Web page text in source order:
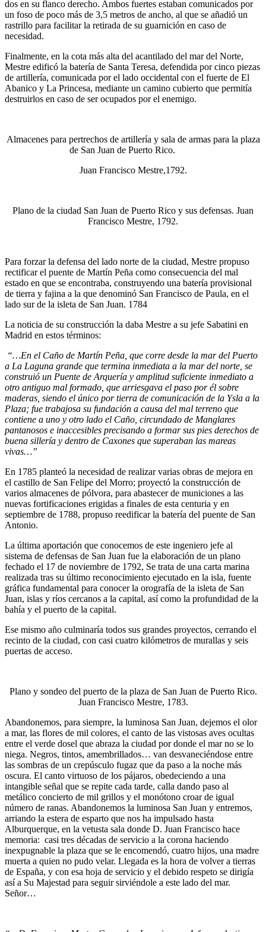
dos en su flanco derecho. Ambos fuertes estaban comunicados por
un foso de poco más de 3,5 metros de ancho, al que se añadió un
rastrillo para facilitar la retirada de su guarnición en caso de
necesidad.
Finalmente, en la cota más alta del acantilado del mar del Norte,
Mestre edificó la batería de Santa Teresa, defendida por cinco piezas
de artillería, comunicada por el lado occidental con el fuerte de El
Abanico y La Princesa, mediante un camino cubierto que permitía
destruirlos en caso de ser ocupados por el enemigo.
Almacenes para pertrechos de artillería y sala de armas para la plaza
de San Juan de Puerto Rico.
Juan Francisco Mestre,1792.
Plano de la ciudad San Juan de Puerto Rico y sus defensas. Juan
Francisco Mestre, 1792.
Para forzar la defensa del lado norte de la ciudad, Mestre propuso
rectificar el puente de Martín Peña como consecuencia del mal
estado en que se encontraba, construyendo una batería provisional
de tierra y fajina a la que denominó San Francisco de Paula, en el
lado sur de la isleta de San Juan. 1784
La noticia de su construcción la daba Mestre a su jefe Sabatini en
Madrid en estos términos:
“…En el Caño de Martín Peña, que corre desde la mar del Puerto
a La Laguna grande que termina inmediata a la mar del norte, se
construió un Puente de Arquería y amplitud suficiente inmediato a
otro antiguo mal formado, que arriesgava el paso por él sobre
maderas, siendo el único por tierra de comunicación de la Ysla a la
Plaza; fue trabajosa su fundación a causa del mal terreno que
contiene a uno y otro lado el Caño, circundado de Manglares
pantanosos e inaccesibles precisando a formar sus pies derechos de
buena sillería y dentro de Caxones que superaban las mareas
vivas…”
En 1785 planteó la necesidad de realizar varias obras de mejora en
el castillo de San Felipe del Morro; proyectó la construcción de
varios almacenes de pólvora, para abastecer de municiones a las
nuevas fortificaciones erigidas a finales de esta centuria y en
septiembre de 1788, propuso reedificar la batería del puente de San
Antonio.
La última aportación que conocemos de este ingeniero jefe al
sistema de defensas de San Juan fue la elaboración de un plano
fechado el 17 de noviembre de 1792, Se trata de una carta marina
realizada tras su último reconocimiento ejecutado en la isla, fuente
gráfica fundamental para conocer la orografía de la isleta de San
Juan, islas y ríos cercanos a la capital, así como la profundidad de la
bahía y el puerto de la capital.
Ese mismo año culminaría todos sus grandes proyectos, cerrando el
recinto de la ciudad, con casi cuatro kilómetros de murallas y seis
puertas de acceso.
Plano y sondeo del puerto de la plaza de San Juan de Puerto Rico.
Juan Francisco Mestre, 1783.
Abandonemos, para siempre, la luminosa San Juan, dejemos el olor
a mar, las flores de mil colores, el canto de las vistosas aves ocultas
entre el verde dosel que abraza la ciudad por donde el mar no se lo
niega. Negros, tintos, amembrillados… van desvaneciéndose entre
las sombras de un crepúsculo fugaz que da paso a la noche más
oscura. El canto virtuoso de los pájaros, obedeciendo a una
intangible señal que se repite cada tarde, calla dando paso al
metálico concierto de mil grillos y el monótono croar de igual
número de ranas. Abandonemos la luminosa San Juan y entremos,
arriando la estera de esparto que nos ha impulsado hasta
Alburquerque, en la vetusta sala donde D. Juan Francisco hace
memoria: casi tres décadas de servicio a la corona haciendo
inexpugnable la plaza que se le encomendó, cuatro hijos, una madre
muerta a quien no pudo velar. Llegada es la hora de volver a tierras
de España, y con esa hoja de servicio y el debido respeto se dirigía
así a Su Majestad para seguir sirviéndole a este lado del mar.
Señor…